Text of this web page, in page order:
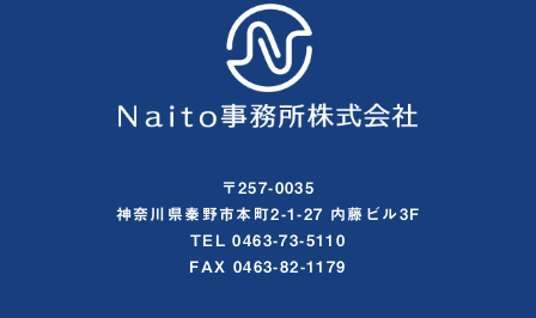
〒257-0035
神奈川県秦野市本町2-1-27 内藤ビル3F
TEL 0463-73-5110
FAX 0463-82-1179